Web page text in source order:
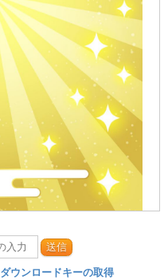
送信
ダウンロードキーの取得